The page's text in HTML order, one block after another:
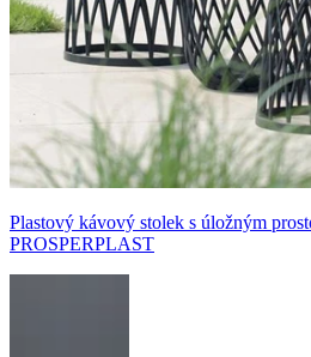
Plastový kávový stolek s úložným
PROSPERPLAST